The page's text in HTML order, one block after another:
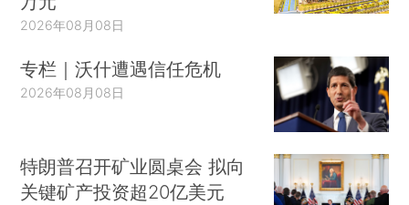
2026年08月08日
专栏｜沃什遭遇信任危机
2026年08月08日
特朗普召开矿业圆桌会 拟向
关键矿产投资超20亿美元